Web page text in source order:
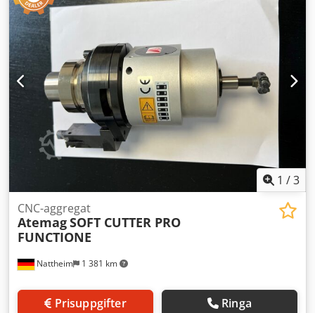
1 /3
Nattheim 1 381 km
CNC-aggregat
AtemagSOFT CUTTER PRO
FUNCTIONE
Prisuppgifter Ringa